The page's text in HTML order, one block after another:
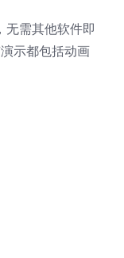
无需其他软件即
示都包括动画